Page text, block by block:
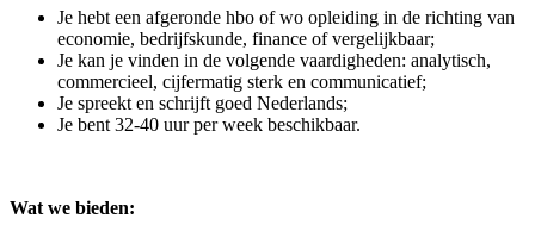
Je hebt een afgeronde hbo of wo opleiding in de richting van
economie, bedrijfskunde, finance of vergelijkbaar;
Je kan je vinden in de volgende vaardigheden: analytisch,
commercieel, cijfermatig sterk en communicatief;
Je spreekt en schrijft goed Nederlands;
Je bent 32-40 uur per week beschikbaar.
Wat we bieden: